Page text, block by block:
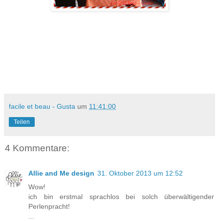
facile et beau - Gusta um 11:41:00
Teilen
4 Kommentare:
Allie and Me design 31. Oktober 2013 um 12:52
Wow!
ich bin erstmal sprachlos bei solch überwältigender
Perlenpracht!
...